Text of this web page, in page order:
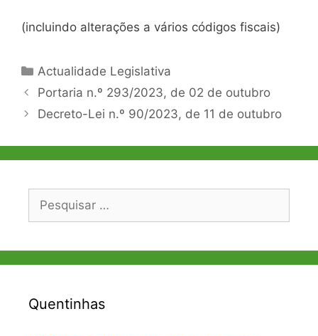
(incluindo alterações a vários códigos fiscais)
Categorias
Actualidade Legislativa
Navegação
de
Portaria n.º 293/2023, de 02 de outubro
Decreto-Lei n.º 90/2023, de 11 de outubro
por:
Quentinhas